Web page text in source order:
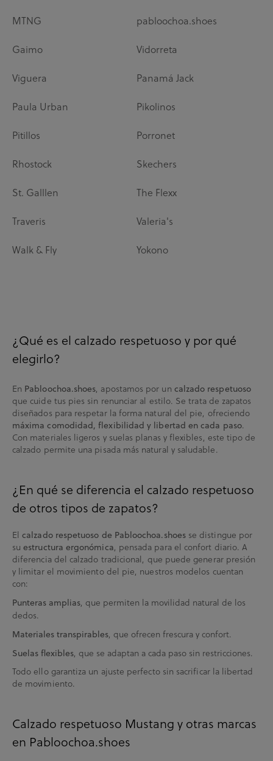
MTNG pabloochoa.shoes
Gaimo Vidorreta
Viguera Panamá Jack
Paula Urban Pikolinos
Pitillos Porronet
Rhostock Skechers
St. Galllen The Flexx
Traveris Valeria's
Walk & Fly Yokono
¿Qué es el calzado respetuoso y por qué
elegirlo?
En Pabloochoa.shoes, apostamos por un calzado respetuoso
que cuide tus pies sin renunciar al estilo. Se trata de zapatos
diseñados para respetar la forma natural del pie, ofreciendo
máxima comodidad, flexibilidad y libertad en cada paso.
Con materiales ligeros y suelas planas y flexibles, este tipo de
calzado permite una pisada más natural y saludable.
¿En qué se diferencia el calzado respetuoso
de otros tipos de zapatos?
Elcalzado respetuoso de Pabloochoa.shoesse distingue por
suestructura ergonómica, pensada para el confort diario. A
diferencia del calzado tradicional, que puede generar presión
y limitar el movimiento del pie, nuestros modelos cuentan
con:
Punteras amplias, que permiten la movilidad natural de los
dedos.
Materiales transpirables, que ofrecen frescura y confort.
Suelas flexibles, que se adaptan a cada paso sin restricciones.
Todo ello garantiza un ajuste perfecto sin sacrificar la libertad
de movimiento.
Calzado respetuoso Mustang y otras marcas
en Pabloochoa.shoes